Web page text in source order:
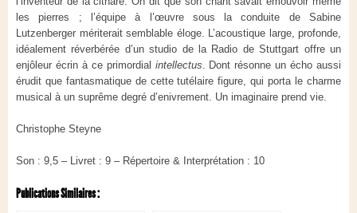
les pierres ; l’équipe à l’œuvre sous la conduite de Sabine
Lutzenberger mériterait semblable éloge. L’acoustique large, profonde,
idéalement réverbérée d’un studio de la Radio de Stuttgart offre un
enjôleur écrin à ce primordial intellectus . Dont résonne un écho aussi
érudit que fantasmatique de cette tutélaire figure, qui porta le charme
musical à un suprême degré d’enivrement. Un imaginaire prend vie.
Christophe Steyne
Son : 9,5 – Livret : 9 – Répertoire & Interprétation : 10
Publications Similaires :